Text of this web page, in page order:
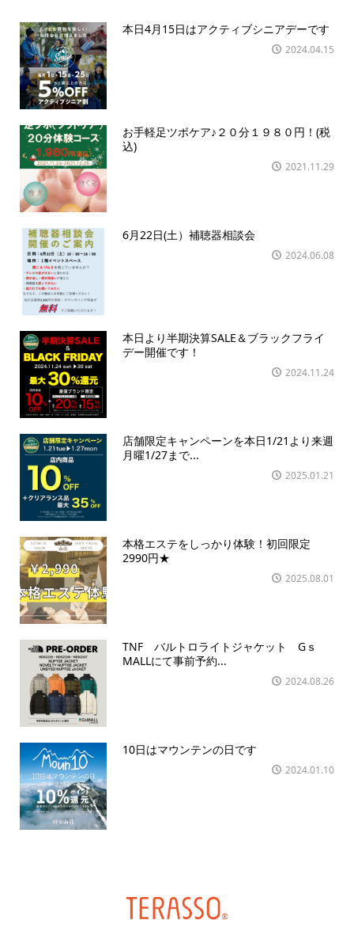
本日4月15日はアクティブシニアデーです
2024.04.15
お手軽足ツボケア♪２０分１９８０円！(税
込)
2021.11.29
6月22日(土）補聴器相談会
2024.06.08
本日より半期決算SALE＆ブラックフライ
デー開催です！
2024.11.24
店舗限定キャンペーンを本日1/21より来週
月曜1/27まで...
2025.01.21
本格エステをしっかり体験！初回限定
2990円★
2025.08.01
TNF バルトロライトジャケット Gｓ
MALLにて事前予約...
2024.08.26
10日はマウンテンの日です
2024.01.10